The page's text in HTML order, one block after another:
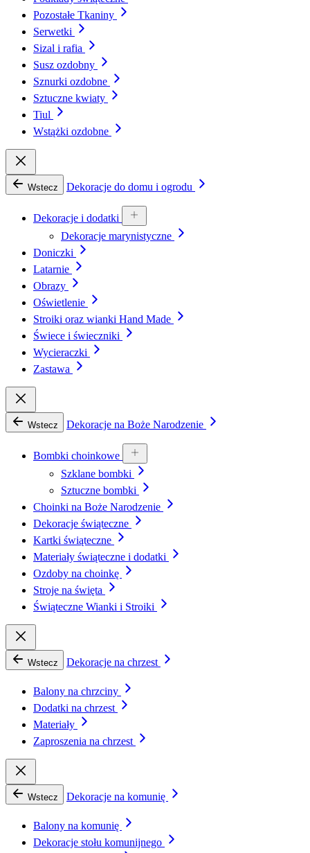
Pozostałe Tkaniny
Serwetki
Sizal i rafia
Susz ozdobny
Sznurki ozdobne
Sztuczne kwiaty
Tiul
Wstążki ozdobne
Wstecz Dekoracje do domu i ogrodu
Dekoracje i dodatki
Dekoracje marynistyczne
Doniczki
Latarnie
Obrazy
Oświetlenie
Stroiki oraz wianki Hand Made
Świece i świeczniki
Wycieraczki
Zastawa
Wstecz Dekoracje na Boże Narodzenie
Bombki choinkowe
Szklane bombki
Sztuczne bombki
Choinki na Boże Narodzenie
Dekoracje świąteczne
Kartki świąteczne
Materiały świąteczne i dodatki
Ozdoby na choinkę
Stroje na święta
Świąteczne Wianki i Stroiki
Wstecz Dekoracje na chrzest
Balony na chrzciny
Dodatki na chrzest
Materiały
Zaproszenia na chrzest
Wstecz Dekoracje na komunię
Balony na komunię
Dekoracje stołu komunijnego